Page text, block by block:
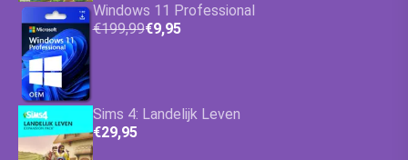
Windows 11 Professional
€199,99€9,95
Sims 4: Landelijk Leven
€29,95